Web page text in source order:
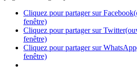
Cliquez pour partager sur
fenêtre)
Cliquez pour partager sur
fenêtre)
Cliquez pour partager sur
fenêtre)